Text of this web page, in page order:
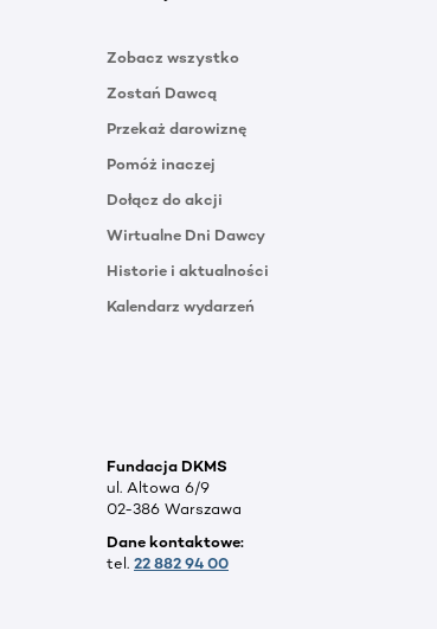
Zobacz wszystko
Zostań Dawcą
Przekaż darowiznę
Pomóż inaczej
Dołącz do akcji
Wirtualne Dni Dawcy
Historie i aktualności
Kalendarz wydarzeń
Fundacja DKMS
ul. Altowa 6/9
02-386 Warszawa
Dane kontaktowe:
tel. 22 882 94 00